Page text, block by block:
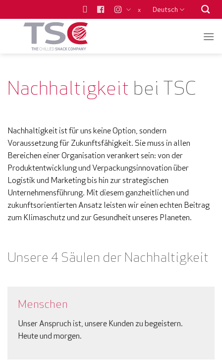
Inhalt
x Deutsch
Nachhaltigkeit bei TSC
Nachhaltigkeit ist für uns keine Option, sondern
Voraussetzung für Zukunftsfähigkeit. Sie muss in allen
Bereichen einer Organisation verankert sein: von der
Produktentwicklung und Verpackungsinnovation über
Logistik und Marketing bis hin zur strategischen
Unternehmensführung. Mit diesem ganzheitlichen und
zukunftsorientierten Ansatz leisten wir einen echten Beitrag
zum Klimaschutz und zur Gesundheit unseres Planeten.
Unsere 4 Säulen der Nachhaltigkeit
Menschen
Unser Anspruch ist, unsere Kunden zu begeistern.
Heute und morgen.